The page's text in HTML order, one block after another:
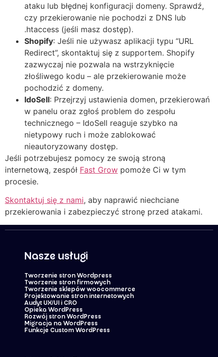
ataku lub błędnej konfiguracji domeny. Sprawdź,
czy przekierowanie nie pochodzi z DNS lub
.htaccess (jeśli masz dostęp).
Shopify: Jeśli nie używasz aplikacji typu “URL
Redirect”, skontaktuj się z supportem. Shopify
zazwyczaj nie pozwala na wstrzyknięcie
złośliwego kodu – ale przekierowanie może
pochodzić z domeny.
IdoSell: Przejrzyj ustawienia domen, przekierowań
w panelu oraz zgłoś problem do zespołu
technicznego – IdoSell reaguje szybko na
nietypowy ruch i może zablokować
nieautoryzowany dostęp.
Jeśli potrzebujesz pomocy ze swoją stroną
internetową, zespół Fast Grow pomoże Ci w tym
procesie.
Skontaktuj się z nami, aby naprawić niechciane
przekierowania i zabezpieczyć stronę przed atakami.
Nasze usługi
Tworzenie stron Wordpress
Tworzenie stron firmowych
Tworzenie sklepów woocommerce
Projektowanie stron internetowych
Audyt UX/UI i CRO
Opieka WordPress
Rozwój stron WordPress
Migracja na WordPress
Funkcje Custom WordPress